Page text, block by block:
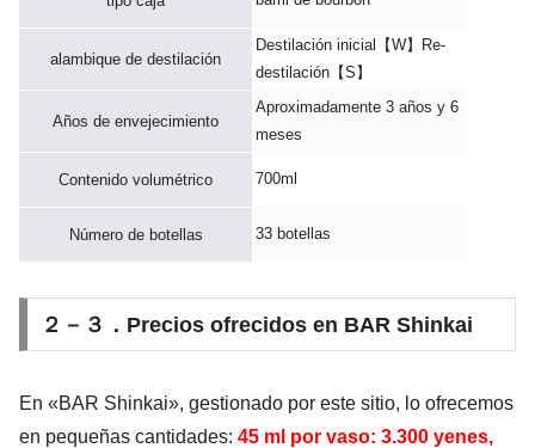
alambique de destilación
Destilación inicial【W】Re-
destilación【S】
Años de envejecimiento
Aproximadamente 3 años y 6
meses
Contenido volumétrico 700ml
Número de botellas 33 botellas
２－３．Precios ofrecidos en BAR Shinkai
En «BAR Shinkai», gestionado por este sitio, lo ofrecemos
en pequeñas cantidades: 45 ml por vaso: 3.300 yenes,